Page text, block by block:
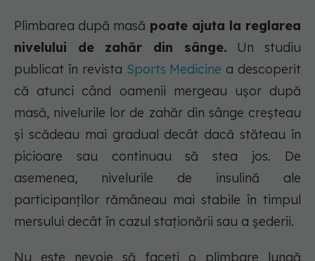
Plimbarea după masă poate ajuta la reglarea
nivelului de zahăr din sânge. Un studiu
publicat în revista Sports Medicine a descoperit
că atunci când oamenii mergeau ușor după
masă, nivelurile lor de zahăr din sânge creșteau
și scădeau mai gradual decât dacă stăteau în
picioare sau continuau să stea jos. De
asemenea, nivelurile de insulină ale
participanților rămâneau mai stabile în timpul
mersului decât în cazul staționării sau a șederii.
Nu este nevoie să faceți o plimbare lungă